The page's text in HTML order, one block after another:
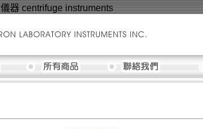
儀器 centrifuge instruments